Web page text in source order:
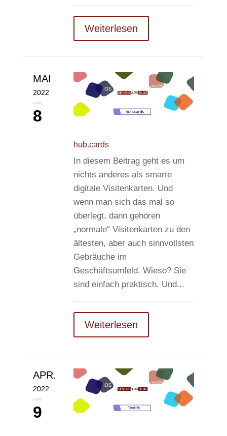
Weiterlesen
MAI
2022
8
hub.cards
In diesem Beitrag geht es um
nichts anderes als smarte
digitale Visitenkarten. Und
wenn man sich das mal so
überlegt, dann gehören
„normale“ Visitenkarten zu den
ältesten, aber auch sinnvollsten
Gebräuche im
Geschäftsumfeld. Wieso? Sie
sind einfach praktisch. Und...
Weiterlesen
APR.
2022
9